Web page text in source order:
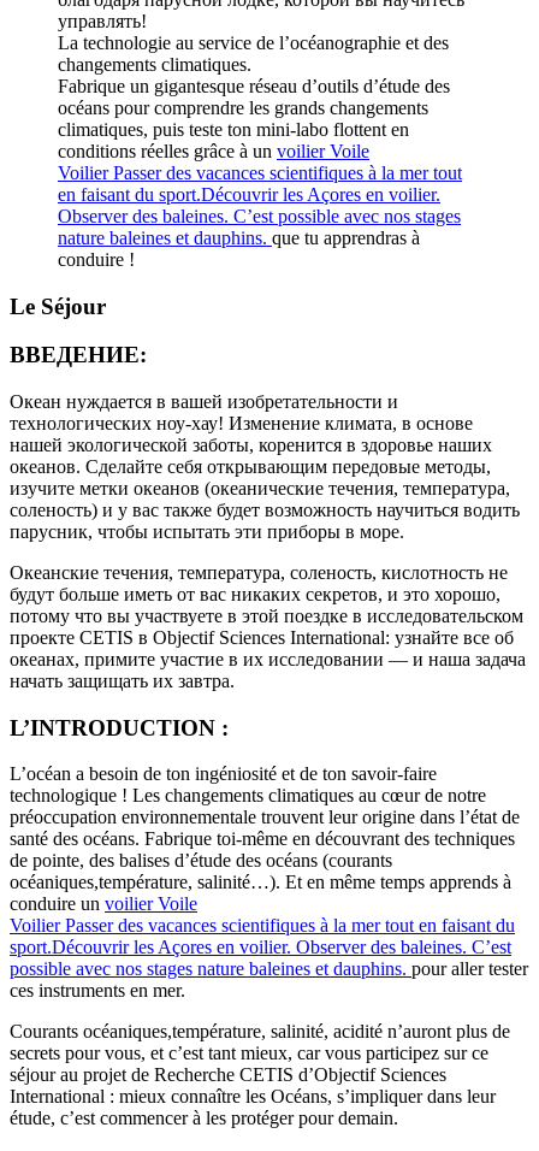
управлять!
La technologie au service de l’océanographie et des
changements climatiques.
Fabrique un gigantesque réseau d’outils d’étude des
océans pour comprendre les grands changements
climatiques, puis teste ton mini-labo flottent en
conditions réelles grâce à un voilier Voile
Voilier Passer des vacances scientifiques à la mer tout
en faisant du sport.Découvrir les Açores en voilier.
Observer des baleines. C’est possible avec nos stages
nature baleines et dauphins. que tu apprendras à
conduire !
Le Séjour
ВВЕДЕНИЕ:
Океан нуждается в вашей изобретательности и
технологических ноу-хау! Изменение климата, в основе
нашей экологической заботы, коренится в здоровье наших
океанов. Сделайте себя открывающим передовые методы,
изучите метки океанов (океанические течения, температура,
соленость) и у вас также будет возможность научиться водить
парусник, чтобы испытать эти приборы в море.
Океанские течения, температура, соленость, кислотность не
будут больше иметь от вас никаких секретов, и это хорошо,
потому что вы участвуете в этой поездке в исследовательском
проекте CETIS в Objectif Sciences International: узнайте все об
океанах, примите участие в их исследовании — и наша задача
начать защищать их завтра.
L’INTRODUCTION :
L’océan a besoin de ton ingéniosité et de ton savoir-faire
technologique ! Les changements climatiques au cœur de notre
préoccupation environnementale trouvent leur origine dans l’état de
santé des océans. Fabrique toi-même en découvrant des techniques
de pointe, des balises d’étude des océans (courants
océaniques,température, salinité…). Et en même temps apprends à
conduire un voilier Voile
Voilier Passer des vacances scientifiques à la mer tout en faisant du
sport.Découvrir les Açores en voilier. Observer des baleines. C’est
possible avec nos stages nature baleines et dauphins. pour aller tester
ces instruments en mer.
Courants océaniques,température, salinité, acidité n’auront plus de
secrets pour vous, et c’est tant mieux, car vous participez sur ce
séjour au projet de Recherche CETIS d’Objectif Sciences
International : mieux connaître les Océans, s’impliquer dans leur
étude, c’est commencer à les protéger pour demain.